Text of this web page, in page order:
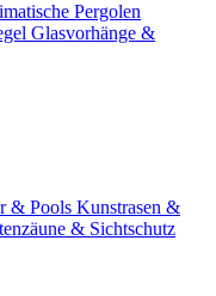
Pergolen
Glasvorhänge &
& Pools Kunstrasen &
& Sichtschutz